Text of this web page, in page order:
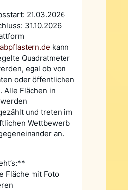
21.03.2026
31.10.2026
kann
Quadratmeter
egal ob von
oder öffentlichen
Alle Flächen in
und treten im
Wettbewerb
an.
Fläche mit Foto